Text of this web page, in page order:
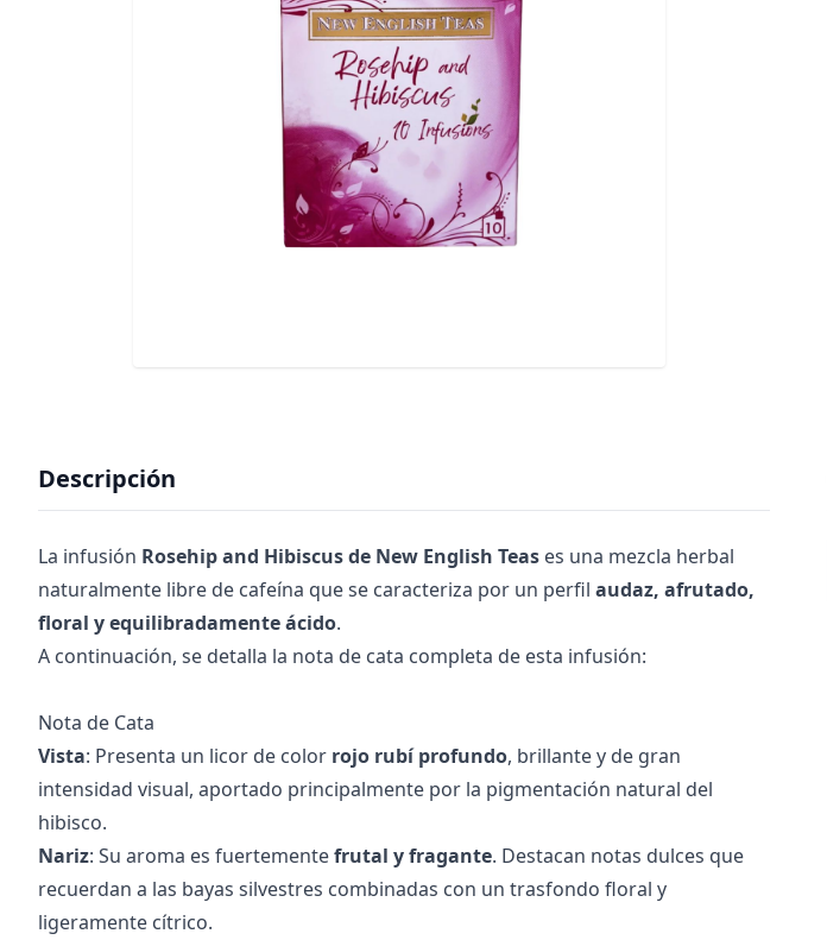
Descripción
La infusión Rosehip and Hibiscus de New English Teas es una mezcla herbal
naturalmente libre de cafeína que se caracteriza por un perfil audaz, afrutado,
floral y equilibradamente ácido.
A continuación, se detalla la nota de cata completa de esta infusión:
Nota de Cata
Vista: Presenta un licor de color rojo rubí profundo, brillante y de gran
intensidad visual, aportado principalmente por la pigmentación natural del
hibisco.
Nariz: Su aroma es fuertementefrutal y fragante. Destacan notas dulces que
recuerdan a las bayas silvestres combinadas con un trasfondo floral y
ligeramente cítrico.